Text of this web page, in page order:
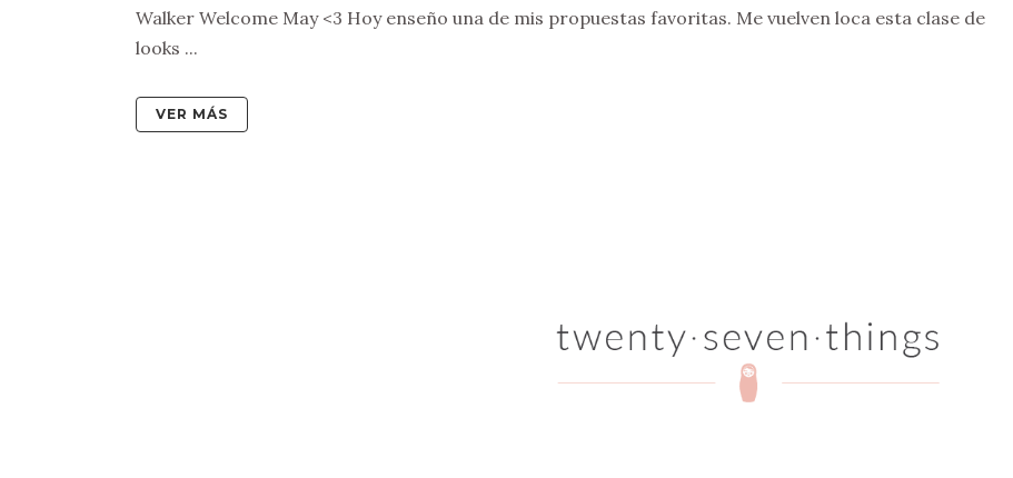
Walker Welcome May <3 Hoy enseño una de mis propuestas favoritas. Me vuelven loca esta clase de
looks ...
VER MÁS